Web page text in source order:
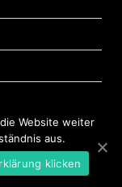
GmbH
Website weiter
aus.
klicken